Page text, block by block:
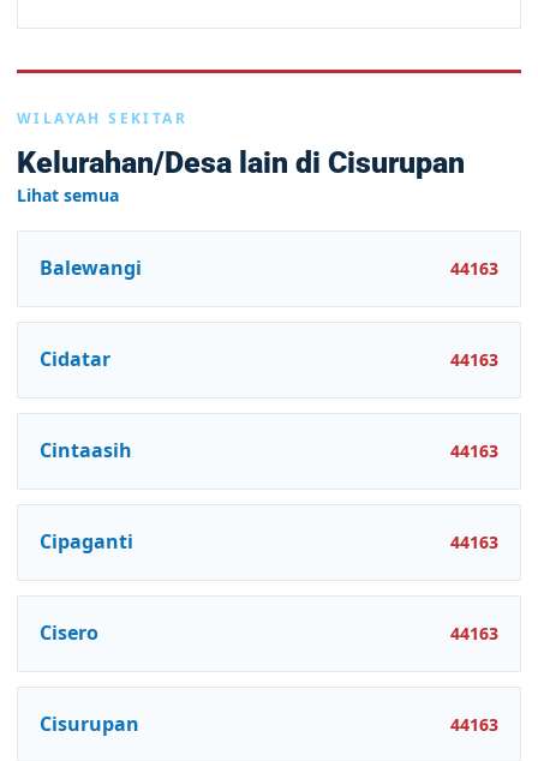
WILAYAH SEKITAR
Kelurahan/Desa lain di Cisurupan
Lihat semua
Balewangi 44163
Cidatar 44163
Cintaasih 44163
Cipaganti 44163
Cisero 44163
Cisurupan 44163